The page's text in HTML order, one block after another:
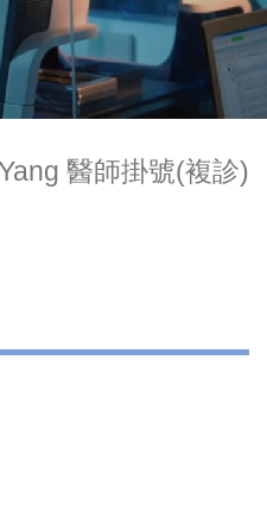
醫師掛號(複診)